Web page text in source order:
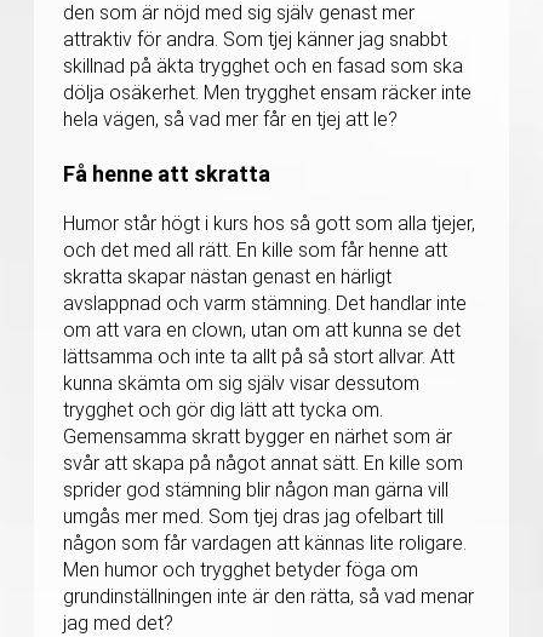
den som är nöjd med sig själv genast mer
attraktiv för andra. Som tjej känner jag snabbt
skillnad på äkta trygghet och en fasad som ska
dölja osäkerhet. Men trygghet ensam räcker inte
hela vägen, så vad mer får en tjej att le?
Få henne att skratta
Humor står högt i kurs hos så gott som alla tjejer,
och det med all rätt. En kille som får henne att
skratta skapar nästan genast en härligt
avslappnad och varm stämning. Det handlar inte
om att vara en clown, utan om att kunna se det
lättsamma och inte ta allt på så stort allvar. Att
kunna skämta om sig själv visar dessutom
trygghet och gör dig lätt att tycka om.
Gemensamma skratt bygger en närhet som är
svår att skapa på något annat sätt. En kille som
sprider god stämning blir någon man gärna vill
umgås mer med. Som tjej dras jag ofelbart till
någon som får vardagen att kännas lite roligare.
Men humor och trygghet betyder föga om
grundinställningen inte är den rätta, så vad menar
jag med det?